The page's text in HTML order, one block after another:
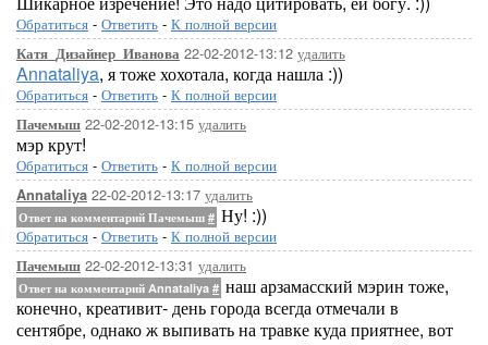
Обратиться - Ответить - К полной версии
Катя_Дизайнер_Иванова 22-02-2012-13:12 удалить
Annataliya, я тоже хохотала, когда нашла :))
Обратиться - Ответить - К полной версии
Пачемыш 22-02-2012-13:15 удалить
мэр крут!
Обратиться - Ответить - К полной версии
Annataliya 22-02-2012-13:17 удалить
Ответ на комментарий Пачемыш # Ну! :))
Обратиться - Ответить - К полной версии
Пачемыш 22-02-2012-13:31 удалить
Ответ на комментарий Annataliya # наш арзамасский мэрин тоже,
конечно, креативит- день города всегда отмечали в
сентябре, однако ж выпивать на травке куда приятнее, вот